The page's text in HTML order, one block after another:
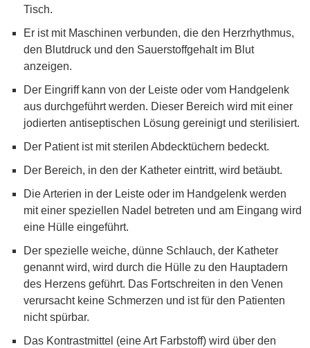
Tisch.
Er ist mit Maschinen verbunden, die den Herzrhythmus,
den Blutdruck und den Sauerstoffgehalt im Blut
anzeigen.
Der Eingriff kann von der Leiste oder vom Handgelenk
aus durchgeführt werden. Dieser Bereich wird mit einer
jodierten antiseptischen Lösung gereinigt und sterilisiert.
Der Patient ist mit sterilen Abdecktüchern bedeckt.
Der Bereich, in den der Katheter eintritt, wird betäubt.
Die Arterien in der Leiste oder im Handgelenk werden
mit einer speziellen Nadel betreten und am Eingang wird
eine Hülle eingeführt.
Der spezielle weiche, dünne Schlauch, der Katheter
genannt wird, wird durch die Hülle zu den Hauptadern
des Herzens geführt. Das Fortschreiten in den Venen
verursacht keine Schmerzen und ist für den Patienten
nicht spürbar.
Das Kontrastmittel (eine Art Farbstoff) wird über den